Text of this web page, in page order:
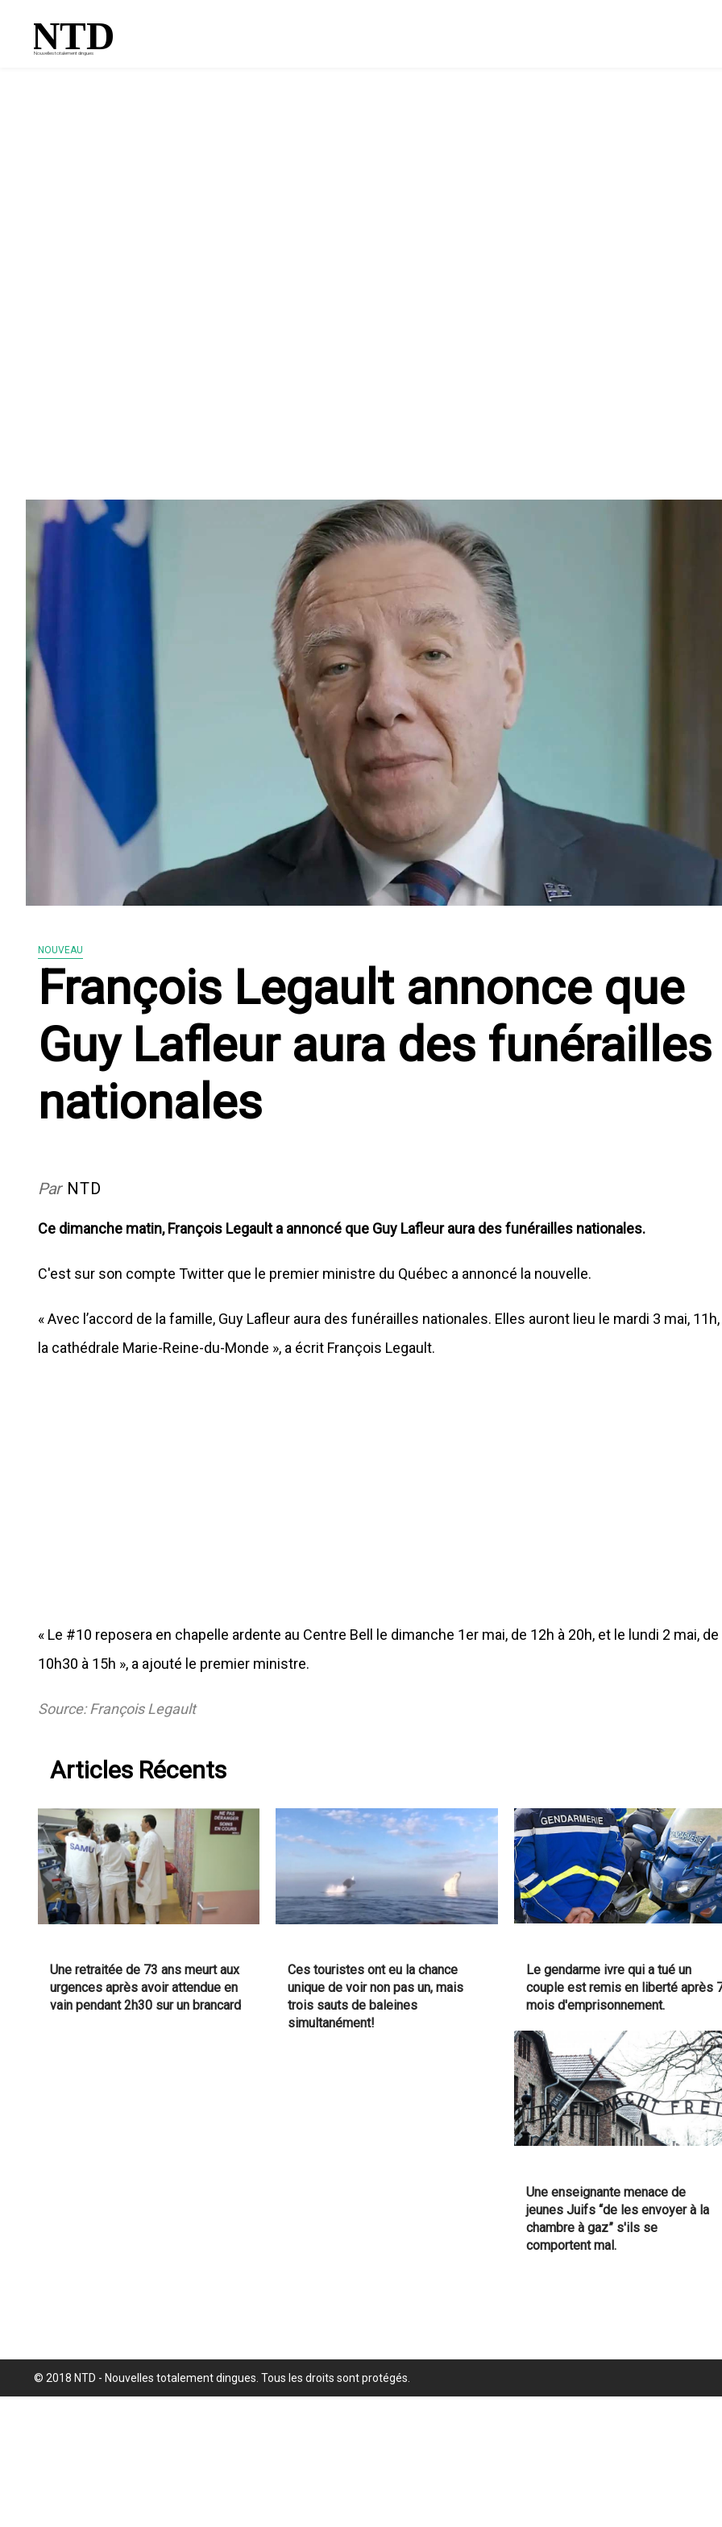
Nouvelles totalement dingues
NTD
NOUVEAU
François Legault annonce que
Guy Lafleur aura des funérailles
nationales
Par NTD
Ce dimanche matin, François Legault a annoncé que Guy Lafleur aura des funérailles nationales.
C'est sur son compte Twitter que le premier ministre du Québec a annoncé la nouvelle.
« Avec l’accord de la famille, Guy Lafleur aura des funérailles nationales. Elles auront lieu le mardi 3 mai, 11h,
la cathédrale Marie-Reine-du-Monde », a écrit François Legault.
« Le #10 reposera en chapelle ardente au Centre Bell le dimanche 1er mai, de 12h à 20h, et le lundi 2 mai, de
10h30 à 15h », a ajouté le premier ministre.
Source: François Legault
Articles Récents
Une retraitée de 73 ans meurt aux
urgences après avoir attendue en
vain pendant 2h30 sur un brancard
Ces touristes ont eu la chance
unique de voir non pas un, mais
trois sauts de baleines
simultanément!
Le gendarme ivre qui a tué un
couple est remis en liberté après
mois d'emprisonnement.
Une enseignante menace de
jeunes Juifs “de les envoyer à la
chambre à gaz” s'ils se
comportent mal.
© 2018 NTD - Nouvelles totalement dingues. Tous les droits sont protégés.